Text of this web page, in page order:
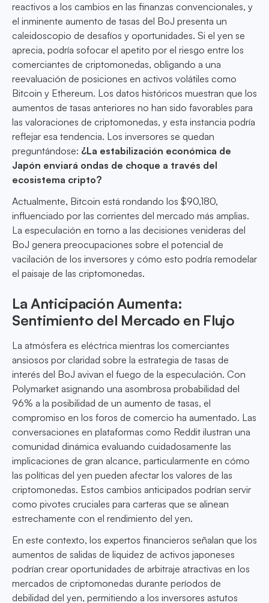
reactivos a los cambios en las finanzas convencionales, y
el inminente aumento de tasas del BoJ presenta un
caleidoscopio de desafíos y oportunidades. Si el yen se
aprecia, podría sofocar el apetito por el riesgo entre los
comerciantes de criptomonedas, obligando a una
reevaluación de posiciones en activos volátiles como
Bitcoin y Ethereum. Los datos históricos muestran que los
aumentos de tasas anteriores no han sido favorables para
las valoraciones de criptomonedas, y esta instancia podría
reflejar esa tendencia. Los inversores se quedan
preguntándose: ¿La estabilización económica de
Japón enviará ondas de choque a través del
ecosistema cripto?
Actualmente, Bitcoin está rondando los $90,180,
influenciado por las corrientes del mercado más amplias.
La especulación en torno a las decisiones venideras del
BoJ genera preocupaciones sobre el potencial de
vacilación de los inversores y cómo esto podría remodelar
el paisaje de las criptomonedas.
La Anticipación Aumenta:
Sentimiento del Mercado en Flujo
La atmósfera es eléctrica mientras los comerciantes
ansiosos por claridad sobre la estrategia de tasas de
interés del BoJ avivan el fuego de la especulación. Con
Polymarket asignando una asombrosa probabilidad del
96% a la posibilidad de un aumento de tasas, el
compromiso en los foros de comercio ha aumentado. Las
conversaciones en plataformas como Reddit ilustran una
comunidad dinámica evaluando cuidadosamente las
implicaciones de gran alcance, particularmente en cómo
las políticas del yen pueden afectar los valores de las
criptomonedas. Estos cambios anticipados podrían servir
como pivotes cruciales para carteras que se alinean
estrechamente con el rendimiento del yen.
En este contexto, los expertos financieros señalan que los
aumentos de salidas de liquidez de activos japoneses
podrían crear oportunidades de arbitraje atractivas en los
mercados de criptomonedas durante períodos de
debilidad del yen, permitiendo a los inversores astutos